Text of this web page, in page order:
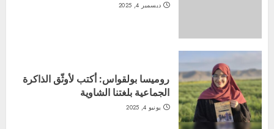
ديسمبر 4, 2025
روميسا بولقواس: أكتب لأوثّق الذاكرة
الجماعية بلغتنا الشاوية
يونيو 4, 2025